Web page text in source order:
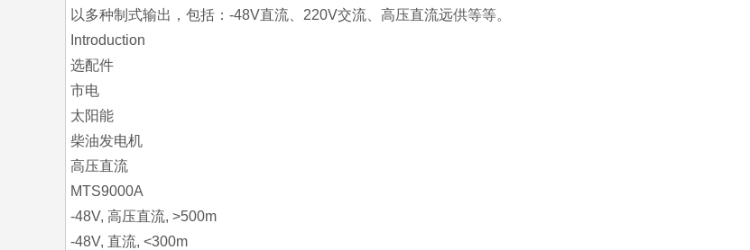
以多种制式输出，包括：-48V直流、220V交流、高压直流远供等等。
Introduction
选配件
市电
太阳能
柴油发电机
高压直流
MTS9000A
-48V, 高压直流, >500m
-48V, 直流, <300m